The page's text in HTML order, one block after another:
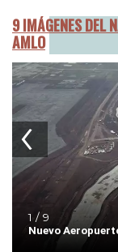
9 IMÁGENES DEL
AMLO
1 / 9
Nuevo